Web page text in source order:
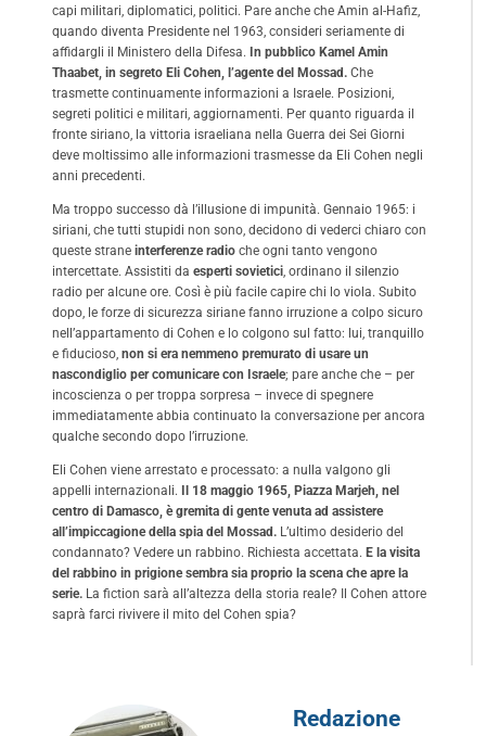
capi militari, diplomatici, politici. Pare anche che Amin al-Hafiz,
quando diventa Presidente nel 1963, consideri seriamente di
affidargli il Ministero della Difesa. In pubblico Kamel Amin
Thaabet, in segreto Eli Cohen, l’agente del Mossad. Che
trasmette continuamente informazioni a Israele. Posizioni,
segreti politici e militari, aggiornamenti. Per quanto riguarda il
fronte siriano, la vittoria israeliana nella Guerra dei Sei Giorni
deve moltissimo alle informazioni trasmesse da Eli Cohen negli
anni precedenti.
Ma troppo successo dà l’illusione di impunità. Gennaio 1965: i
siriani, che tutti stupidi non sono, decidono di vederci chiaro con
queste strane interferenze radio che ogni tanto vengono
intercettate. Assistiti da esperti sovietici, ordinano il silenzio
radio per alcune ore. Così è più facile capire chi lo viola. Subito
dopo, le forze di sicurezza siriane fanno irruzione a colpo sicuro
nell’appartamento di Cohen e lo colgono sul fatto: lui, tranquillo
e fiducioso, non si era nemmeno premurato di usare un
nascondiglio per comunicare con Israele; pare anche che – per
incoscienza o per troppa sorpresa – invece di spegnere
immediatamente abbia continuato la conversazione per ancora
qualche secondo dopo l’irruzione.
Eli Cohen viene arrestato e processato: a nulla valgono gli
appelli internazionali.
Il 18 maggio 1965, Piazza Marjeh, nel
centro di Damasco, è gremita di gente venuta ad assistere
all’impiccagione della spia del Mossad. L’ultimo desiderio del
condannato? Vedere un rabbino. Richiesta accettata. E la visita
del rabbino in prigione sembra sia proprio la scena che apre la
serie. La fiction sarà all’altezza della storia reale? Il Cohen attore
saprà farci rivivere il mito del Cohen spia?
Redazione